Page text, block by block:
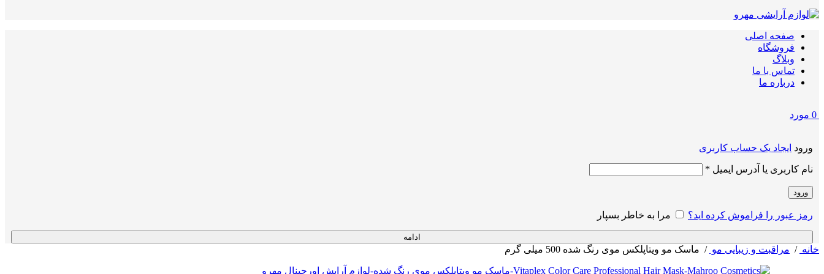
صفحه اصلی
فروشگاه
وبلاگ
تماس با ما
درباره ما
0 مورد
ورود ایجاد یک حساب کاربری
نام کاربری یا آدرس ایمیل *
ورود
رمز عبور را فراموش کرده اید؟ مرا به خاطر بسپار
ادامه
خانه / مراقبت و زیبایی مو / ماسک مو ویتاپلکس موی رنگ شده 500 میلی گرم